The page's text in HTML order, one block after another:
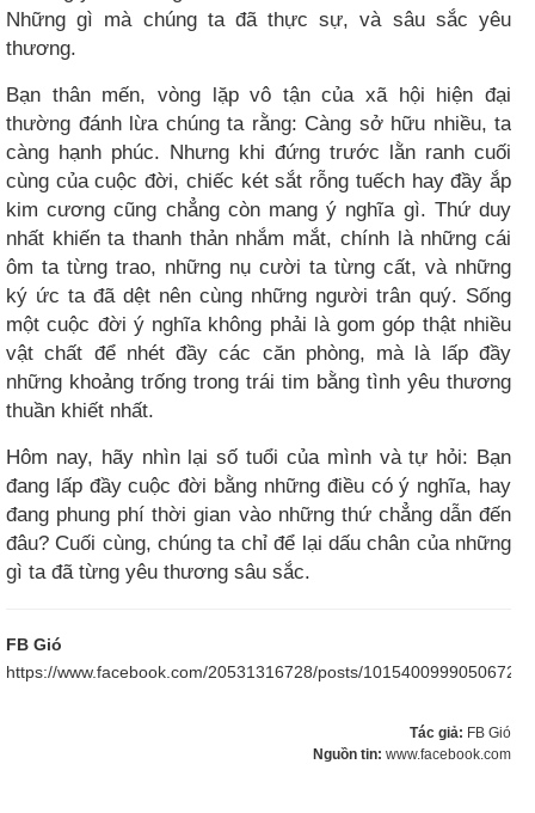
Những gì mà chúng ta đã thực sự, và sâu sắc yêu
thương.
Bạn thân mến, vòng lặp vô tận của xã hội hiện đại
thường đánh lừa chúng ta rằng: Càng sở hữu nhiều, ta
càng hạnh phúc. Nhưng khi đứng trước lằn ranh cuối
cùng của cuộc đời, chiếc két sắt rỗng tuếch hay đầy ắp
kim cương cũng chẳng còn mang ý nghĩa gì. Thứ duy
nhất khiến ta thanh thản nhắm mắt, chính là những cái
ôm ta từng trao, những nụ cười ta từng cất, và những
ký ức ta đã dệt nên cùng những người trân quý. Sống
một cuộc đời ý nghĩa không phải là gom góp thật nhiều
vật chất để nhét đầy các căn phòng, mà là lấp đầy
những khoảng trống trong trái tim bằng tình yêu thương
thuần khiết nhất.
Hôm nay, hãy nhìn lại số tuổi của mình và tự hỏi: Bạn
đang lấp đầy cuộc đời bằng những điều có ý nghĩa, hay
đang phung phí thời gian vào những thứ chẳng dẫn đến
đâu? Cuối cùng, chúng ta chỉ để lại dấu chân của những
gì ta đã từng yêu thương sâu sắc.
FB Gió
https://www.facebook.com/20531316728/posts/10154009990506729/
Tác giả: FB Gió
Nguồn tin: www.facebook.com